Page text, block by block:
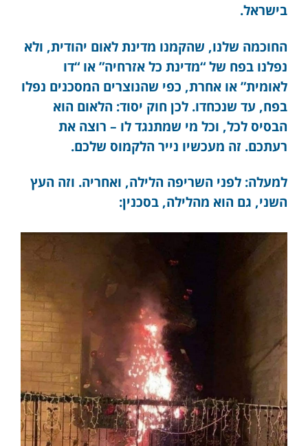
בישראל.
החוכמה שלנו, שהקמנו מדינת לאום יהודית, ולא
נפלנו בפח של “מדינת כל אזרחיה” או “דו
לאומית” או אחרת, כפי שהנוצרים המסכנים נפלו
בפח, עד שנכחדו. לכן חוק יסוד: הלאום הוא
הבסיס לכל, וכל מי שמתנגד לו – רוצה את
רעתכם. זה מעכשיו נייר הלקמוס שלכם.
למעלה: לפני השריפה הלילה, ואחריה. וזה העץ
השני, גם הוא מהלילה, בסכנין: